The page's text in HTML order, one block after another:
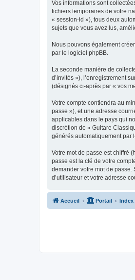
Vos informations sont
fichiers temporaires de votre
« session-id »), tous deux
sujets que vous avez lus,
Nous pouvons également
par le logiciel phpBB.
La seconde manière de
d’invités »), l’enregistrement
(désignés ci-après par « vos
Votre compte contiendra au
passe »), et une adresse
applicables dans le pays qui
discrétion de « Guitare
générés automatiquement par
Votre mot de passe est chiffré
passe est la clé de votre
demander votre mot de passe.
d’utilisateur et votre adresse
Accueil Portail Index